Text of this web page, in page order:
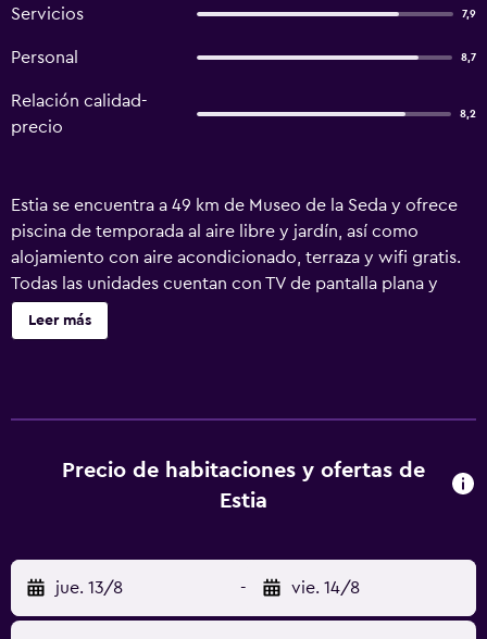
Servicios 7,9
Personal 8,7
Relación calidad-
precio
8,2
Estia se encuentra a 49 km de Museo de la Seda y ofrece
piscina de temporada al aire libre y jardín, así como
alojamiento con aire acondicionado, terraza y wifi gratis.
Todas las unidades cuentan con TV de pantalla plana y
zona de cocina totalmente equipada con nevera. El
apartahotel ofrece barbacoa. Estia dispone de zona de
Leer más
Precio de habitaciones y ofertas de
Estia
jue. 13/8 - vie. 14/8